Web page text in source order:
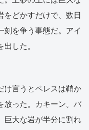
をどかすだけで、数日
刻を争う事態だ。アイ
した。
け言うとペレスは鞘か
放った。カキーン。バ
巨大な岩が半分に割れ